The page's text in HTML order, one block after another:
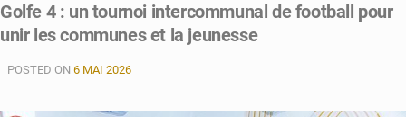
un
comité
renforcer
sécurité
Golfe 4 : un tournoi intercommunal de football pour
unir les communes et la jeunesse
POSTED ON 6 MAI 2026